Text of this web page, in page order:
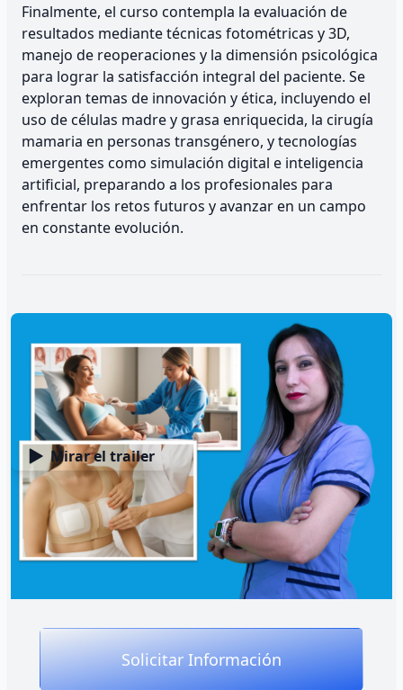
Finalmente, el curso contempla la evaluación de
resultados mediante técnicas fotométricas y 3D,
manejo de reoperaciones y la dimensión psicológica
para lograr la satisfacción integral del paciente. Se
exploran temas de innovación y ética, incluyendo el
uso de células madre y grasa enriquecida, la cirugía
mamaria en personas transgénero, y tecnologías
emergentes como simulación digital e inteligencia
artificial, preparando a los profesionales para
enfrentar los retos futuros y avanzar en un campo
en constante evolución.
Habilidades que desarrollarás
Seguimiento
personalizado
postquirúrgico
Mirar el trailer
Solicitar Información